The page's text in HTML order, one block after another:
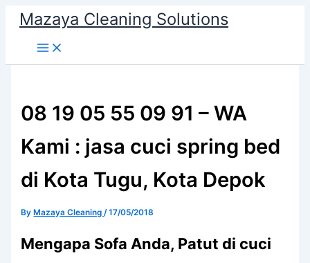
content
Mazaya Cleaning Solutions
08 19 05 55 09 91 – WA
Kami : jasa cuci spring bed
di Kota Tugu, Kota Depok
By Mazaya Cleaning/17/05/2018
Mеngара Sofa Andа, Patut di cuci